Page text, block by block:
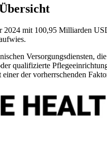
2024 mit 100,95 Milliarden
aufwies.
Versorgungsdiensten,
qualifizierte
der vorherrschenden